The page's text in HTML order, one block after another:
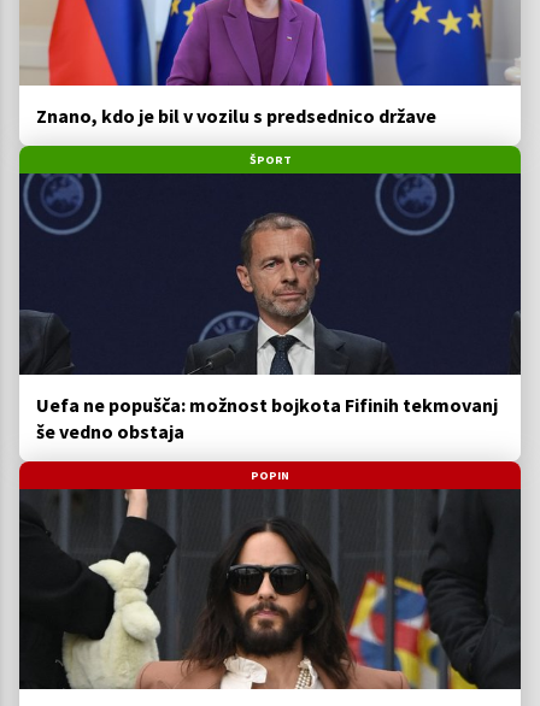
Znano, kdo je bil v vozilu s predsednico države
ŠPORT
Uefa ne popušča: možnost bojkota Fifinih tekmovanj
še vedno obstaja
POPIN